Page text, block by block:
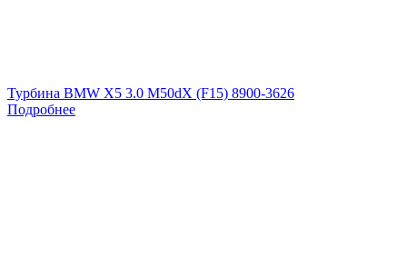
Турбина BMW X5 3.0 M50dX (F15) 8900-3626
Подробнее